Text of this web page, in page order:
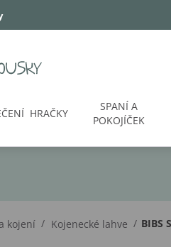
HRAČKY
SPANÍ A
POKOJÍČEK
kojení / Kojenecké lahve / BIBS